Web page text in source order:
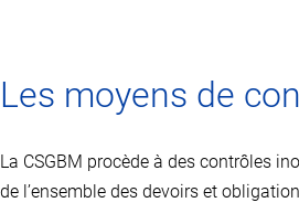
être
sur
la
page
Les moyens de
La CSGBM procède à des contrôles
de l’ensemble des devoirs et